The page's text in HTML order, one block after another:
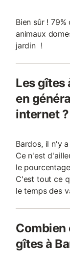
Bien sûr !
animaux
jardin !
Les gîtes
en
internet ?
Bardos, il n'y
Ce n'est
le
C'est tout ce
le temps des
Combien
gîtes à